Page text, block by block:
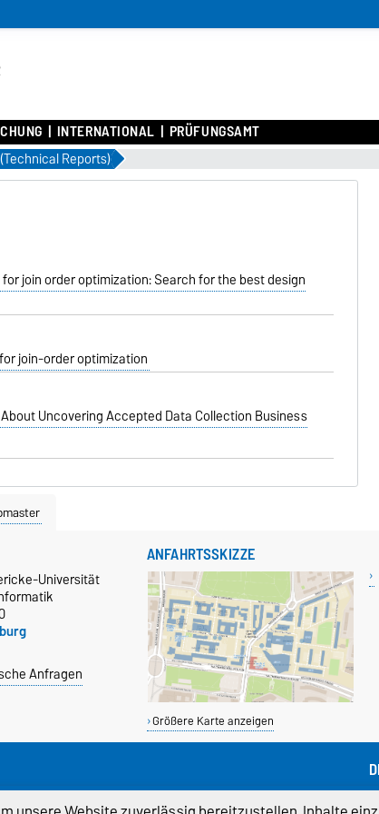
INTERNATIONAL PRÜFUNGSAMT
Reports)
join order optimization: Search for the best design
join-order optimization
Uncovering Accepted Data Collection Business
Universität
Anfragen
ANFAHRTSSKIZZE
Größere Karte anzeigen